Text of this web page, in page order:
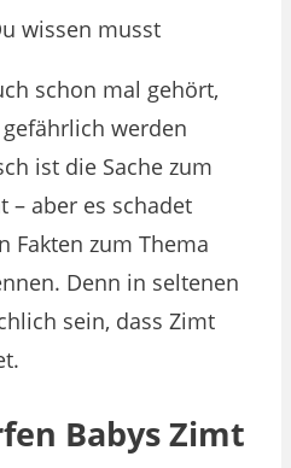
wissen musst
schon mal gehört,
werden
ist die Sache zum
– aber es schadet
Fakten zum Thema
Denn in seltenen
sein, dass Zimt
Babys Zimt